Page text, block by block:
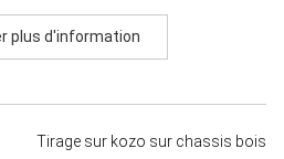
plus d'information
Tirage sur kozo sur chassis bois